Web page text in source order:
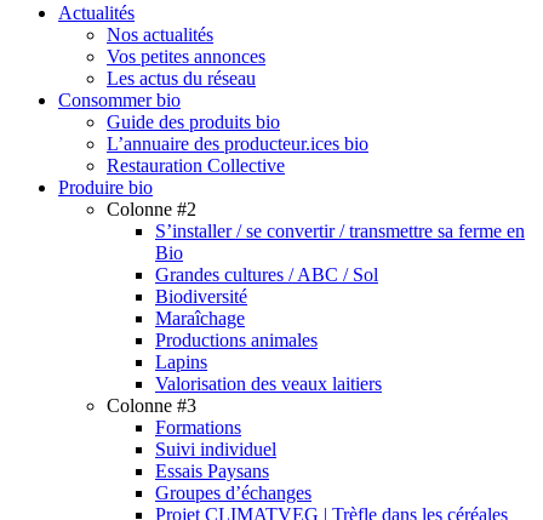
search
Menu
Actualités
Nos actualités
Vos petites annonces
Les actus du réseau
Consommer bio
Guide des produits bio
L’annuaire des producteur.ices bio
Restauration Collective
Produire bio
Colonne #2
S’installer / se convertir / transmettre sa ferme en
Bio
Grandes cultures / ABC / Sol
Biodiversité
Maraîchage
Productions animales
Lapins
Valorisation des veaux laitiers
Colonne #3
Formations
Suivi individuel
Essais Paysans
Groupes d’échanges
Projet CLIMATVEG | Trèfle dans les céréales